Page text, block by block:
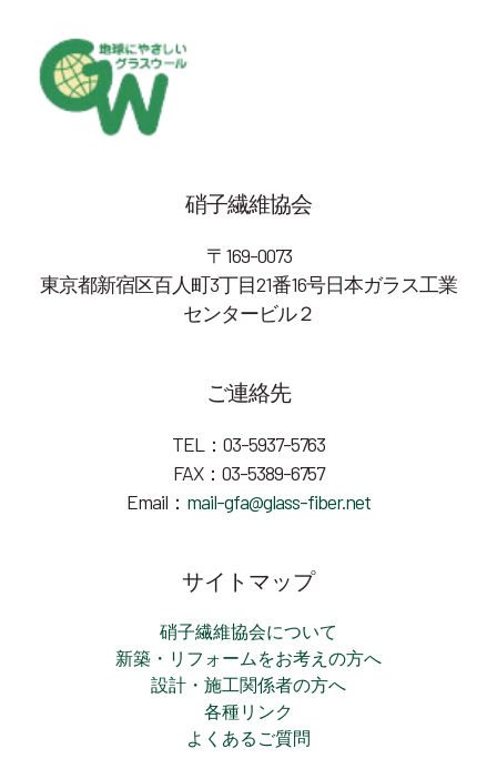
硝子繊維協会
〒169-0073
東京都新宿区百人町3丁目21番16号日本ガラス工業
センタービル２
ご連絡先
TEL：03-5937-5763
FAX：03-5389-6757
Email： mail-gfa@glass-fiber.net
サイトマップ
硝子繊維協会について
新築・リフォームをお考えの方へ
設計・施工関係者の方へ
各種リンク
よくあるご質問